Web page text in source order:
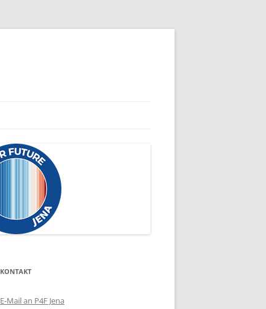
KONTAKT
E-Mail an P4F Jena